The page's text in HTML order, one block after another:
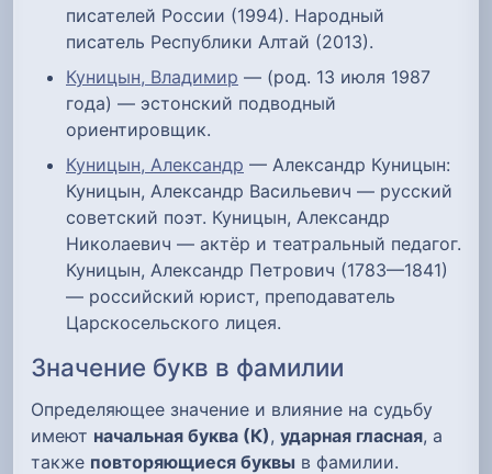
писателей России (1994). Народный
писатель Республики Алтай (2013).
Куницын, Владимир — (род. 13 июля 1987
года) — эстонский подводный
ориентировщик.
Куницын, Александр — Александр Куницын:
Куницын, Александр Васильевич — русский
советский поэт. Куницын, Александр
Николаевич — актёр и театральный педагог.
Куницын, Александр Петрович (1783—1841)
— российский юрист, преподаватель
Царскосельского лицея.
Значение букв в фамилии
Определяющее значение и влияние на судьбу
имеют начальная буква (К), ударная гласная, а
также повторяющиеся буквы в фамилии.